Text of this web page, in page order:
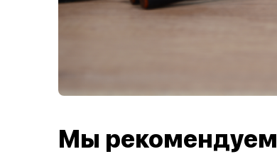
Мы рекомендуем